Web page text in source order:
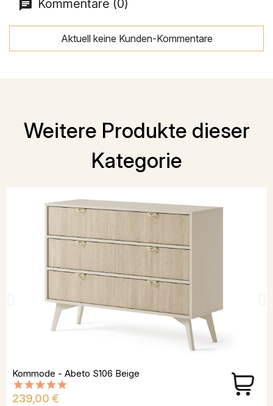
Kommentare (0)
Aktuell keine Kunden-Kommentare
Weitere Produkte dieser
Kategorie
Kommode - Abeto S106 Beige
Preis
239,00 €